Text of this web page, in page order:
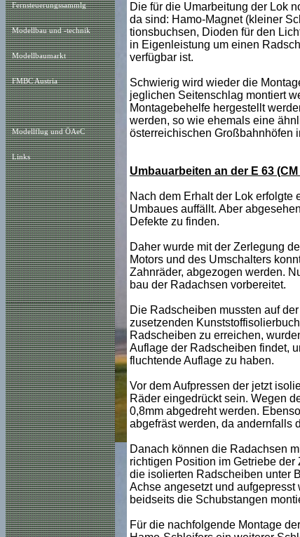
Fernsteuerungssammlg
Modellbau und -technik
Modellbaumarkt
FMBC Austria
Modellflug und ÖAeC
Links
Die für die Umarbeitung der Lok
da sind: Hamo-Magnet (kleiner
tionsbuchsen, Dioden für den
in Eigenleistung um einen
verfügbar ist.
Schwierig wird wieder die
jeglichen Seitenschlag montiert
Montagebehelfe hergestellt
werden, so wie ehemals eine
österreichischen Großbahnhöfen
Umbauarbeiten an der E 63 (CM
Nach dem Erhalt der Lok
Umbaues auffällt. Aber
Defekte zu finden.
Daher wurde mit der Zerlegung
Motors und des Umschalters
Zahnräder, abgezogen werden.
bau der Radachsen vorbereitet.
Die Radscheiben mussten auf
zusetzenden
Radscheiben zu erreichen,
Auflage der Radscheiben findet,
fluchtende Auflage zu haben.
Vor dem Aufpressen der jetzt
Räder eingedrückt sein. Wegen
0,8mm abgedreht werden.
abgefräst werden, da andernfalls
Danach können die Radachsen
richtigen Position im Getriebe
die isolierten Radscheiben unter
Achse angesetzt und
beidseits die Schubstangen
Für die nachfolgende Montage